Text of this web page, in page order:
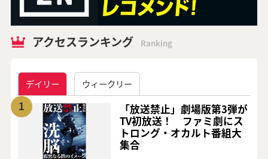
アクセスランキング Ranking
デイリー ウィークリー
1
「放送禁止」劇場版第3弾が
TV初放送！ ファミ劇にス
トロング・オカルト番組大
集合